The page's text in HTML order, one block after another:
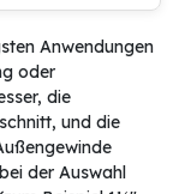
Anwendungen
oder
die
und die
der Auswahl